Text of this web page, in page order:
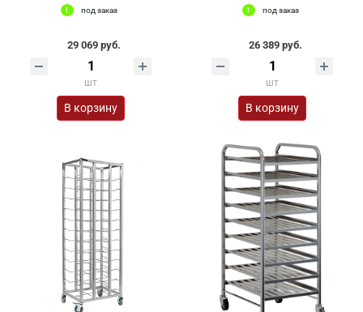
под заказ
29 069 руб.
шт
В корзину
под заказ
26 389 руб.
шт
В корзину